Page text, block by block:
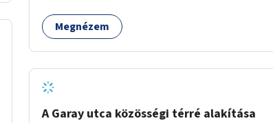
zöldítéssel is össze lehetne kötni: ahol
megoldható, ott az utasváróra vagy akár
megállókat.
Megnézem
A Garay utca közösségi térré alakítása